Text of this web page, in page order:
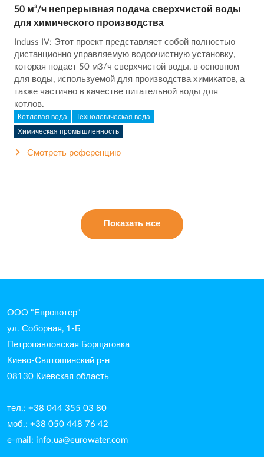
50 м³/ч непрерывная подача сверхчистой воды
для химического производства
Induss IV: Этот проект представляет собой полностью
дистанционно управляемую водоочистную установку,
которая подает 50 м3/ч сверхчистой воды, в основном
для воды, используемой для производства химикатов, а
также частично в качестве питательной воды для
котлов.
Котловая вода Технологическая вода
Химическая промышленность
Смотреть референцию
Показать все
ООО "Евровотер"
ул. Соборная, 1-Б
Петропавловская Борщаговка
Киево-Святошинский р-н
08130 Киевская область
тел.: +38 044 355 03 80
моб.: +38 050 448 76 42
e-mail: info.ua@eurowater.com